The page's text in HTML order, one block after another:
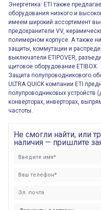
Энергетика: ETI также
оборудования низкого и
имеем широкий ассортимент
предохранители VV,
полимерном корпусе. А также
защиты, коммутации и
выключатели ETIPOVER,
щитовое оборудование ETIBOX.
Защита полупроводникового
ULTRA QUICK компании ETI
полупроводниковых устройств
конверторах, инверторах,
частоты.
Не смогли найти, или
наличия — пришлите